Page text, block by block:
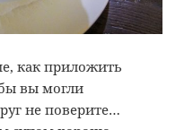
как приложить
вы могли
не поверите…